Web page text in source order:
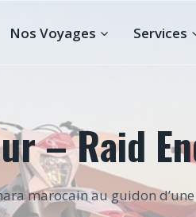
Nos Voyages Services
– Raid
marocain au guidon